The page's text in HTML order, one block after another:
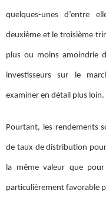
quelques-unes d’entre
deuxième et le troisième
plus ou moins amoindrie
investisseurs sur le
examiner en détail plus loin.
Pourtant, les rendements
de taux de distribution
la même valeur que
particulièrement favorable